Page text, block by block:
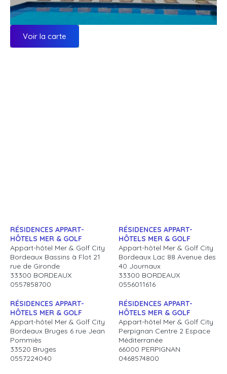
Voir la carte
RÉSIDENCES APPART-
HÔTELS MER & GOLF
Appart-hôtel Mer & Golf City
Bordeaux Bassins à Flot 21
rue de Gironde
33300 BORDEAUX
0557858700
RÉSIDENCES APPART-
HÔTELS MER & GOLF
Appart-hôtel Mer & Golf City
Bordeaux Lac 88 Avenue des
40 Journaux
33300 BORDEAUX
0556011616
RÉSIDENCES APPART-
HÔTELS MER & GOLF
Appart-hôtel Mer & Golf City
Bordeaux Bruges 6 rue Jean
Pommiès
33520 Bruges
0557224040
RÉSIDENCES APPART-
HÔTELS MER & GOLF
Appart-hôtel Mer & Golf City
Perpignan Centre 2 Espace
Méditerranée
66000 PERPIGNAN
0468574800